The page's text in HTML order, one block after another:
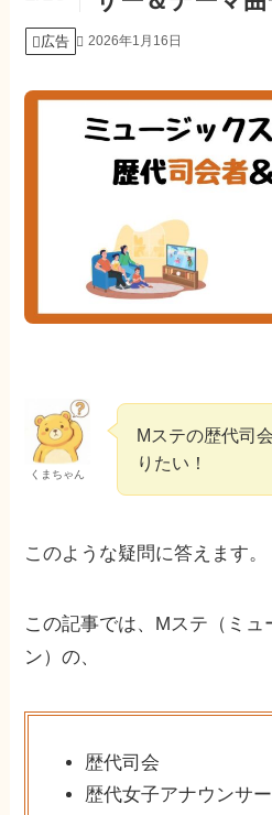
広告 2026年1月16日
くまちゃん
Mステの歴代司
りたい！
このような疑問に答えます。
この記事では、Mステ（ミュ
ン）の、
歴代司会
歴代女子アナウンサー